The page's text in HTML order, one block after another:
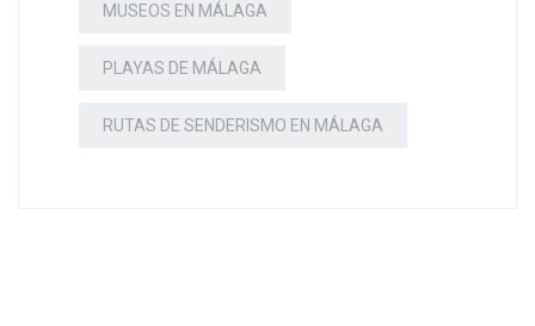
MUSEOS EN MÁLAGA
PLAYAS DE MÁLAGA
RUTAS DE SENDERISMO EN MÁLAGA